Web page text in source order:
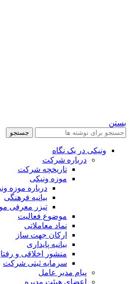
بستن
جستجو
ونیکی در یک نگاه
درباره شرکت
تاریخچه شرکت
موزه ونیکی
درباره موزه
بیانیه فرهنگی
تیزر معرفی
موضوع فعالیت
نماد معاملاتی
ارکان جهت ساز
بیانیه پایداری
منشور اخلاقی و
سرمایه ثبتی شرکت
پیام مدیر عامل
اعضای هیئت مدیره